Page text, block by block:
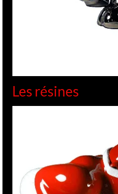
Les résines